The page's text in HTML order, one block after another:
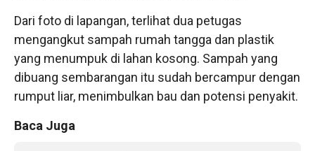
Dari foto di lapangan, terlihat dua petugas
mengangkut sampah rumah tangga dan plastik
yang menumpuk di lahan kosong. Sampah yang
dibuang sembarangan itu sudah bercampur dengan
rumput liar, menimbulkan bau dan potensi penyakit.
Baca Juga